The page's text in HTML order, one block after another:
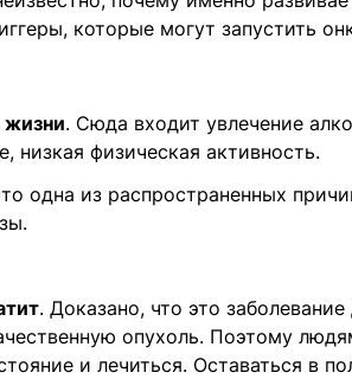
которые могут запустить
жизни. Сюда входит увлечение
низкая физическая активность.
одна из распространенных
. Доказано, что это
опухоль. Поэтому
и лечиться. Оставаться в